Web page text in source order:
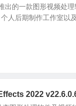
出的一款图形视频处
人后期制作工作室以
2022